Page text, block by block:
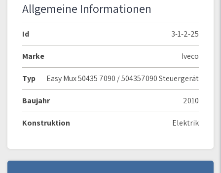
Allgemeine Informationen
Id 3-1-2-25
Marke Iveco
Typ Easy Mux 50435 7090 / 504357090 Steuergerät
Baujahr 2010
Konstruktion Elektrik